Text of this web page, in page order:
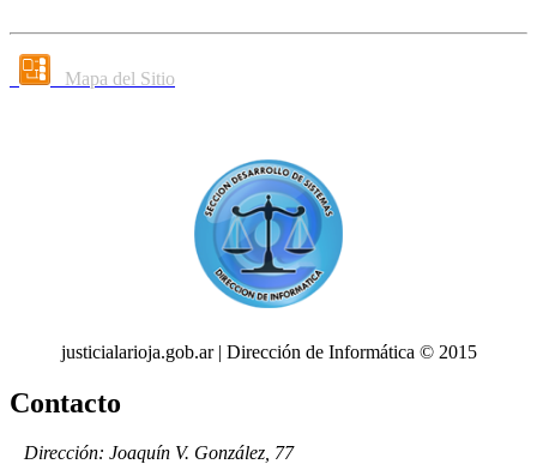
Mapa del Sitio
justicialarioja.gob.ar | Dirección de Informática © 2015
Contacto
Dirección: Joaquín V. González, 77